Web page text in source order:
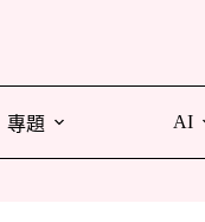
專題 AI